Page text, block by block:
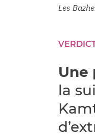
Les
Une
la